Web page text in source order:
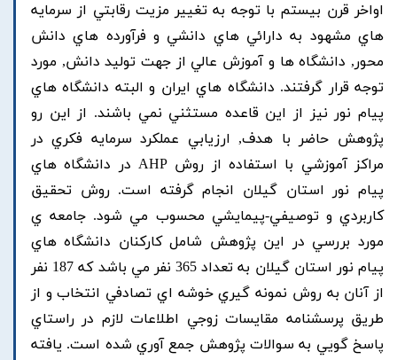
اواخر قرن بيستم با توجه به تغيير مزيت رقابتي از سرمايه
هاي مشهود به دارائي هاي دانشي و فرآورده هاي دانش
محور, دانشگاه ها و آموزش عالي از جهت توليد دانش, مورد
توجه قرار گرفتند. دانشگاه هاي ايران و البته دانشگاه هاي
پيام نور نيز از اين قاعده مستثني نمي باشند. از اين رو
پژوهش حاضر با هدف, ارزيابي عملکرد سرمايه فکري در
مراکز آموزشي با استفاده از روش AHP در دانشگاه هاي
پيام نور استان گيلان انجام گرفته است. روش تحقيق
کاربردي و توصيفي-پيمايشي محسوب مي شود. جامعه ي
مورد بررسي در اين پژوهش شامل کارکنان دانشگاه هاي
پيام نور استان گيلان به تعداد 365 نفر مي باشد که 187 نفر
از آنان به روش نمونه گيري خوشه اي تصادفي انتخاب و از
طريق پرسشنامه مقايسات زوجي اطلاعات لازم در راستاي
پاسخ گويي به سوالات پژوهش جمع آوري شده است. يافته